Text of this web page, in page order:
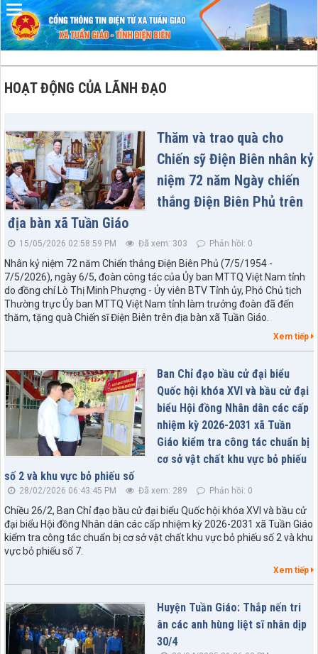
HOẠT ĐỘNG CỦA LÃNH ĐẠO
Thăm và trao quà cho
Chiến sỹ Điện Biên nhân kỷ
niệm 72 năm Ngày chiến
thắng Điện Biên Phủ trên
địa bàn xã Tuần Giáo
15/05/2026 02:58:59 PM Đã xem: 303 Phản hồi: 0
Nhân kỷ niệm 72 năm Chiến thắng Điện Biên Phủ (7/5/1954 -
7/5/2026), ngày 6/5, đoàn công tác của Ủy ban MTTQ Việt Nam tỉnh
do đồng chí Lò Thị Minh Phượng - Ủy viên BTV Tỉnh ủy, Phó Chủ tịch
Thường trực Ủy ban MTTQ Việt Nam tỉnh làm trưởng đoàn đã đến
thăm, tặng quà Chiến sĩ Điện Biên trên địa bàn xã Tuần Giáo.
Xem tiếp
Ban Chỉ đạo bầu cử đại biểu
Quốc hội khóa XVI và bầu cử đại
biểu Hội đồng Nhân dân các cấp
nhiệm kỳ 2026-2031 xã Tuần
Giáo kiểm tra công tác chuẩn bị
cơ sở vật chất khu vực bỏ phiếu
số 2 và khu vực bỏ phiếu số
28/02/2026 06:43:45 PM Đã xem: 289 Phản hồi: 0
Chiều 26/2, Ban Chỉ đạo bầu cử đại biểu Quốc hội khóa XVI và bầu cử
đại biểu Hội đồng Nhân dân các cấp nhiệm kỳ 2026-2031 xã Tuần Giáo
kiểm tra công tác chuẩn bị cơ sở vật chất khu vực bỏ phiếu số 2 và khu
vực bỏ phiếu số 7.
Xem tiếp
Huyện Tuần Giáo: Thắp nến tri
ân các anh hùng liệt sĩ nhân dịp
30/4
Đã kết nối EMC